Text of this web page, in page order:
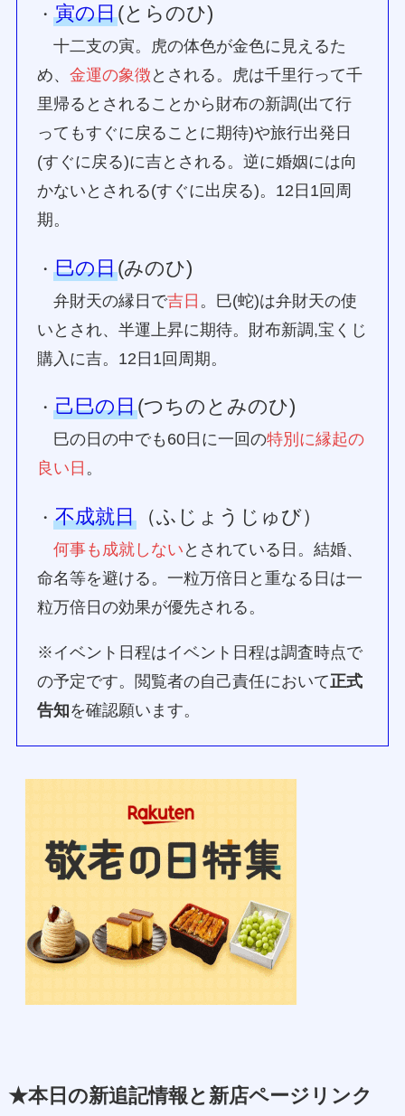
・寅の日(とらのひ)
十二支の寅。虎の体色が金色に見えるた
め、金運の象徴 とされる。虎は千里行って千
里帰るとされることから財布の新調(出て行
ってもすぐに戻ることに期待)や旅行出発日
(すぐに戻る)に吉とされる。逆に婚姻には向
かないとされる(すぐに出戻る)。12日1回周
期。
・巳の日(みのひ)
弁財天の縁日で吉日 。巳(蛇)は弁財天の使
いとされ、半運上昇に期待。財布新調,宝くじ
購入に吉。12日1回周期。
・己巳の日(つちのとみのひ)
巳の日の中でも60日に一回の特別に縁起の
良い日 。
・不成就日 （ふじょうじゅび）
何事も成就しない とされている日。結婚、
命名等を避ける。一粒万倍日と重なる日は一
粒万倍日の効果が優先される。
※イベント日程はイベント日程は調査時点で
の予定です。閲覧者の自己責任において正式
告知を確認願います。
★本日の新追記情報と新店ページリンク